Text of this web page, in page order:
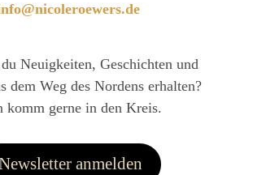
Neuigkeiten, Geschichten und
dem Weg des Nordens erhalten?
komm gerne in den Kreis.
anmelden